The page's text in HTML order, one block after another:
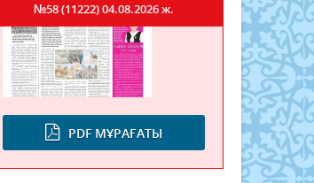
PDF МҰРАҒАТЫ
№58 (11222)04.08.2026 ж.